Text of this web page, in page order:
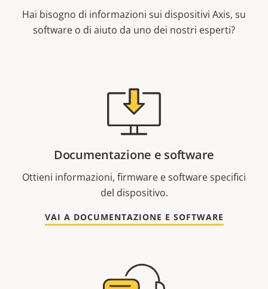
Hai bisogno di informazioni sui dispositivi Axis, su
software o di aiuto da uno dei nostri esperti?
Documentazione e software
Ottieni informazioni, firmware e software specifici
del dispositivo.
VAI A DOCUMENTAZIONE E SOFTWARE